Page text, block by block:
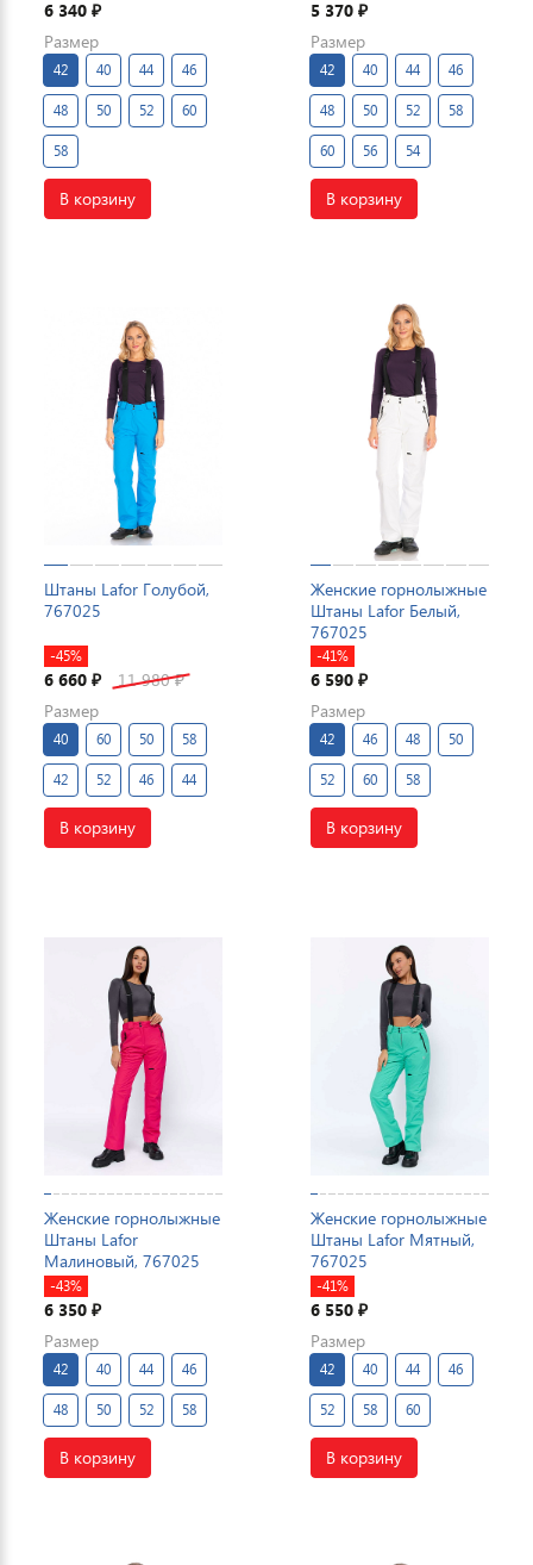
6 340 ₽
Размер
42 40 44 46
48 50 52 60
58
В корзину
5 370 ₽
Размер
42 40 44 46
48 50 52 58
60 56 54
В корзину
Штаны Lafor Голубой,
767025
-45%
6 660 ₽ 11 980₽
Размер
40 60 50 58
42 52 46 44
В корзину
Женские горнолыжные
Штаны Lafor Белый,
767025
-41%
6 590 ₽
Размер
42 46 48 50
52 60 58
В корзину
Женские горнолыжные
Штаны Lafor
Малиновый, 767025
-43%
6 350 ₽
Размер
42 40 44 46
48 50 52 58
В корзину
Женские горнолыжные
Штаны Lafor Мятный,
767025
-41%
6 550 ₽
Размер
42 40 44 46
52 58 60
В корзину